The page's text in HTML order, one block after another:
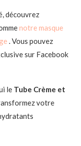
découvrez
notre masque
. Vous pouvez
sur Facebook
le Tube Crème et
votre